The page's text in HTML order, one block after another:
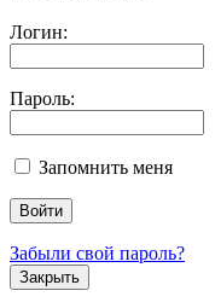
Логин:
Пароль:
Запомнить меня
Забыли свой пароль?
Закрыть